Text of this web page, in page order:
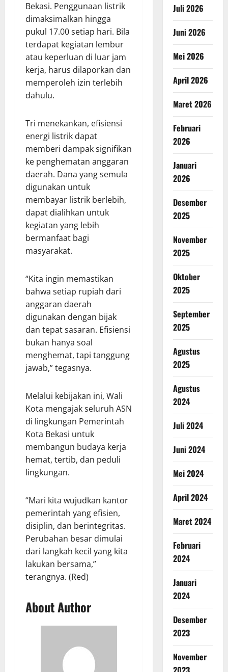
Bekasi. Penggunaan listrik
dimaksimalkan hingga
pukul 17.00 setiap hari. Bila
terdapat kegiatan lembur
atau keperluan di luar jam
kerja, harus dilaporkan dan
memperoleh izin terlebih
dahulu.
Tri menekankan, efisiensi
energi listrik dapat
memberi dampak signifikan
ke penghematan anggaran
daerah. Dana yang semula
digunakan untuk
membayar listrik berlebih,
dapat dialihkan untuk
kegiatan yang lebih
bermanfaat bagi
masyarakat.
“Kita ingin memastikan
bahwa setiap rupiah dari
anggaran daerah
digunakan dengan bijak
dan tepat sasaran. Efisiensi
bukan hanya soal
menghemat, tapi tanggung
jawab,” tegasnya.
Melalui kebijakan ini, Wali
Kota mengajak seluruh ASN
di lingkungan Pemerintah
Kota Bekasi untuk
membangun budaya kerja
hemat, tertib, dan peduli
lingkungan.
“Mari kita wujudkan kantor
pemerintah yang efisien,
disiplin, dan berintegritas.
Perubahan besar dimulai
dari langkah kecil yang kita
lakukan bersama,”
terangnya. (Red)
About Author
Juli 2026
Juni 2026
Mei 2026
April 2026
Maret 2026
Februari
2026
Januari
2026
Desember
2025
November
2025
Oktober
2025
September
2025
Agustus
2025
Agustus
2024
Juli 2024
Juni 2024
Mei 2024
April 2024
Maret 2024
Februari
2024
Januari
2024
Desember
2023
November